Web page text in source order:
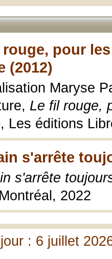
pour
(2012)
Maryse
Le fil rouge,
, Les éditions
s'arrête
s'arrête
2022
: 6 juillet